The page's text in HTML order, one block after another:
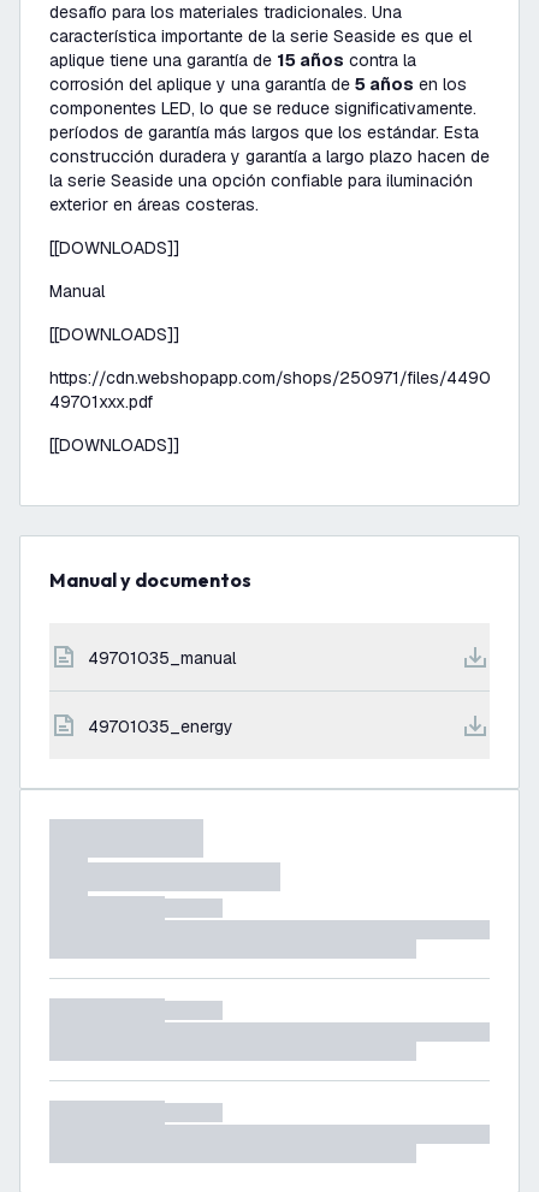
desafío para los materiales tradicionales. Una
característica importante de la serie Seaside es que el
aplique tiene una garantía de 15 años contra la
corrosión del aplique y una garantía de 5 años en los
componentes LED, lo que se reduce significativamente.
períodos de garantía más largos que los estándar. Esta
construcción duradera y garantía a largo plazo hacen de
la serie Seaside una opción confiable para iluminación
exterior en áreas costeras.
[[DOWNLOADS]]
Manual
[[DOWNLOADS]]
https://cdn.webshopapp.com/shops/250971/files/
49701xxx.pdf
[[DOWNLOADS]]
Manual y documentos
49701035_manual
49701035_energy